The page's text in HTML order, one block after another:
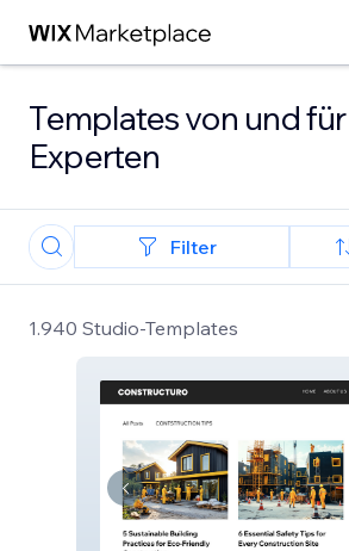
Templates von und
Experten
Filter
1.940 Studio-Templates